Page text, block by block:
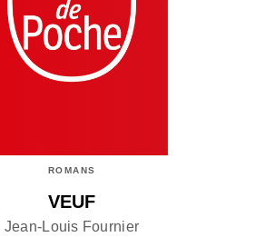
ROMANS
VEUF
Jean-Louis Fournier